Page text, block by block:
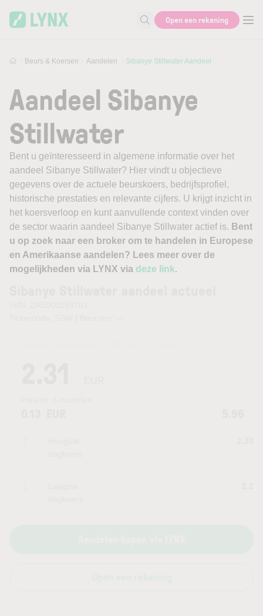
Zoek naar informatie
Open een rekening
Beurs & Koersen Aandelen Sibanye Stillwater Aandeel
Aandeel Sibanye
Stillwater
Bent u geïnteresseerd in algemene informatie over het
aandeel Sibanye Stillwater? Hier vindt u objectieve
gegevens over de actuele beurskoers, bedrijfsprofiel,
historische prestaties en relevante cijfers. U krijgt inzicht in
het koersverloop en kunt aanvullende context vinden over
de sector waarin aandeel Sibanye Stillwater actief is. Bent
u op zoek naar een broker om te handelen in Europese
en Amerikaanse aandelen? Lees meer over de
mogelijkheden via LYNX via deze link.